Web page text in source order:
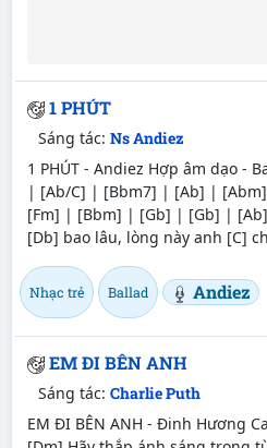
1 PHÚT
Sáng tác: Ns Andiez
1 PHÚT - Andiez Hợp âm dạo -
| [Ab/C] | [Bbm7] | [Ab] |
[Fm] | [Bbm] | [Gb] | [Gb] |
[Db] bao lâu, lòng này anh [C]
Nhạc trẻ Ballad Andiez
EM ĐI BÊN ANH
Sáng tác: Charlie Puth
EM ĐI BÊN ANH - Đinh Hương